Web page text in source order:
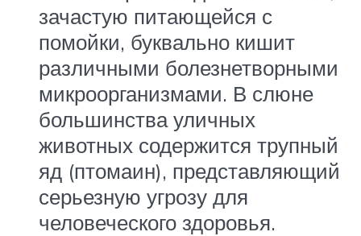
зачастую питающейся с
помойки, буквально кишит
различными болезнетворными
микроорганизмами. В слюне
большинства уличных
животных содержится трупный
яд (птомаин), представляющий
серьезную угрозу для
человеческого здоровья.